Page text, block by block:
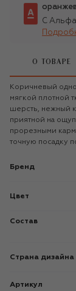
С
О ТОВАРЕ
Коричневый
мягкой плотной
шерсть, нежный
приятной на
прорезными
точную посадку
Бренд
Цвет
Состав
Страна дизайна
Артикул